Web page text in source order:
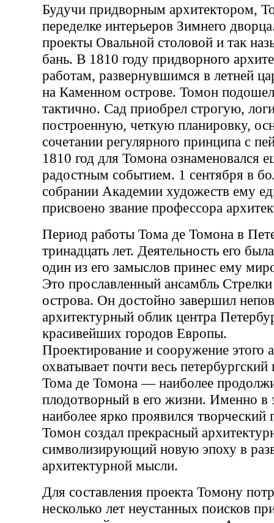
Будучи придворным архитектором,
переделке интерьеров Зимнего
проекты Овальной столовой и так
бань. В 1810 году придворного
работам, развернувшимся в летней
на Каменном острове. Томон подошел
тактично. Сад приобрел строгую,
построенную, четкую планировку,
сочетании регулярного принципа с
1810 год для Томона ознаменовался
радостным событием. 1 сентября в
собрании Академии художеств ему
присвоено звание профессора
Период работы Тома де Томона в
тринадцать лет. Деятельность его
один из его замыслов принес ему
Это прославленный ансамбль Стрелки
острова. Он достойно завершил
архитектурный облик центра
красивейших городов Европы.
Проектирование и сооружение этого
охватывает почти весь
Тома де Томона — наиболее
плодотворный в его жизни. Именно в
наиболее ярко проявился творческий
Томон создал прекрасный
символизирующий новую эпоху в
архитектурной мысли.
Для составления проекта Томону
несколько лет неустанных поисков